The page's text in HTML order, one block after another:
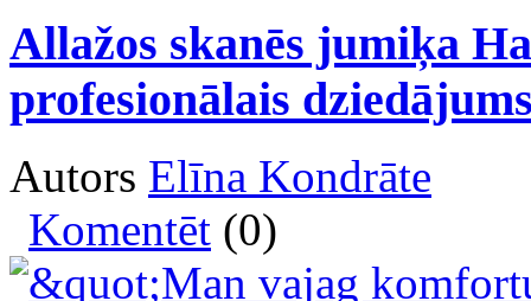
Allažos skanēs jumiķa
profesionālais
Autors Elīna Kondrāte
Komentēt (0)